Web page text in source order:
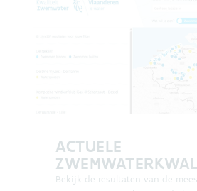
ACTUELE
Bekijk de resultaten van de